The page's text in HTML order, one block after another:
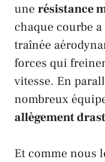
unerésistance
chaque courbe
traînée
forces qui
vitesse. En
nombreux
allègement
Et comme nous